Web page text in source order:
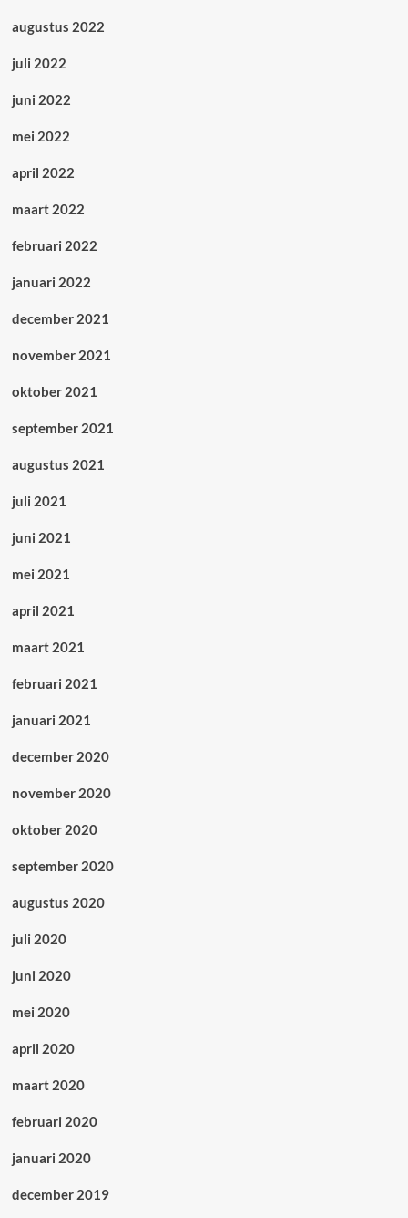
augustus 2022
juli 2022
juni 2022
mei 2022
april 2022
maart 2022
februari 2022
januari 2022
december 2021
november 2021
oktober 2021
september 2021
augustus 2021
juli 2021
juni 2021
mei 2021
april 2021
maart 2021
februari 2021
januari 2021
december 2020
november 2020
oktober 2020
september 2020
augustus 2020
juli 2020
juni 2020
mei 2020
april 2020
maart 2020
februari 2020
januari 2020
december 2019